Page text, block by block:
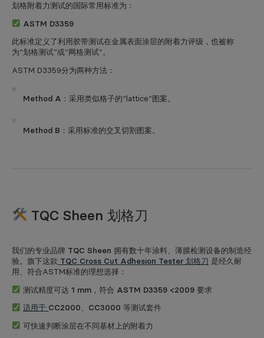
划格附着力测试的国际常用标准为：
ASTM D3359
此标准定义了利用胶带测试在金属表面涂层的附着力评级，也被称
为“划格测试”或“网格测试”。
ASTM D3359分为两种方法：
Method A ：采用类似格子的“lattice”图案。
Method B ：采用标准的交叉切割图案。
TQC Sheen 划格刀
我们的专业品牌 TQC Sheen 拥有数十年涂料、薄膜检测设备的制造经
验。旗下这款 TQC Cross Cut Adhesion Tester 划格刀 是经久耐
用、符合ASTM标准的理想选择：
测试精度可达1 mm ，符合 ASTM D3359 <2009 要求
适用于 CC2000、CC3000 等测试套件
可快速判断涂层在不同基材上的附着力